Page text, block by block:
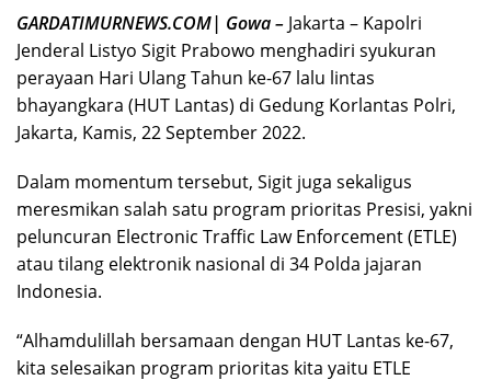
GARDATIMURNEWS.COM| Gowa – Jakarta – Kapolri
Jenderal Listyo Sigit Prabowo menghadiri syukuran
perayaan Hari Ulang Tahun ke-67 lalu lintas
bhayangkara (HUT Lantas) di Gedung Korlantas Polri,
Jakarta, Kamis, 22 September 2022.
Dalam momentum tersebut, Sigit juga sekaligus
meresmikan salah satu program prioritas Presisi, yakni
peluncuran Electronic Traffic Law Enforcement (ETLE)
atau tilang elektronik nasional di 34 Polda jajaran
Indonesia.
“Alhamdulillah bersamaan dengan HUT Lantas ke-67,
kita selesaikan program prioritas kita yaitu ETLE